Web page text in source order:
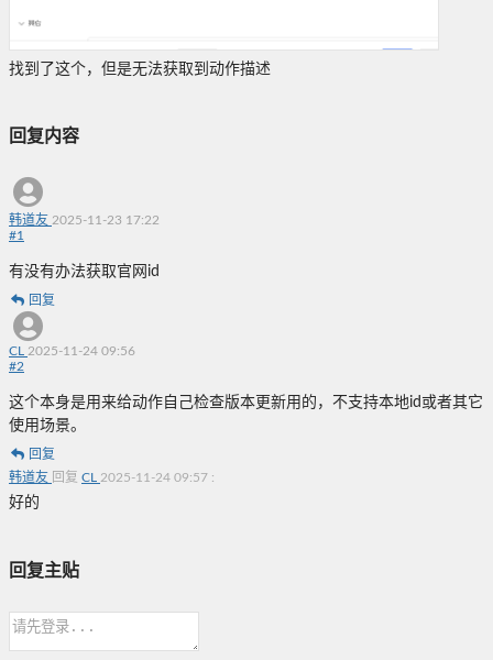
找到了这个，但是无法获取到动作描述
回复内容
韩道友 2025-11-23 17:22
#1
有没有办法获取官网id
回复
CL 2025-11-24 09:56
#2
这个本身是用来给动作自己检查版本更新用的，不支持本地id或者其它
使用场景。
回复
韩道友 回复 CL 2025-11-24 09:57 :
好的
回复主贴